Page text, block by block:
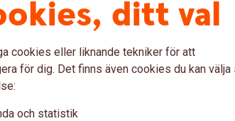
värderingar, inom t.ex.
enbart med
ditt val
cookies eller liknande tekniker för att
för dig. Det finns även cookies du kan välja
och statistik